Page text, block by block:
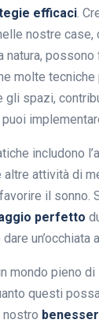
efficaci.
nostre case,
natura,
molte tecniche
spazi,
puoi
includono
attività di
il sonno.
perfetto
un’occhiata
mondo pieno di
questi
nostro